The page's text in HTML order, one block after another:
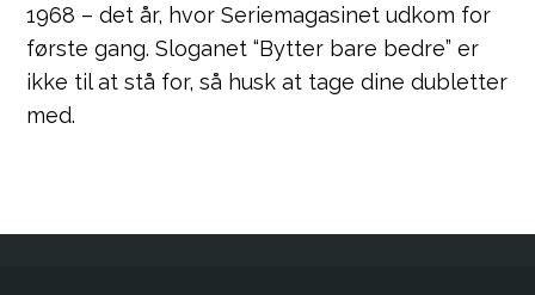
1968 – det år, hvor Seriemagasinet udkom for
første gang. Sloganet “Bytter bare bedre” er
ikke til at stå for, så husk at tage dine dubletter
med.